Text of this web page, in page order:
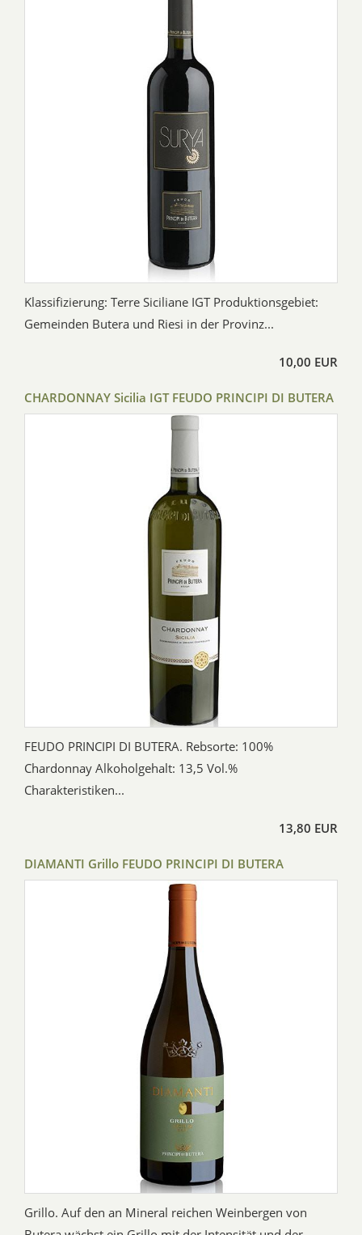
Klassifizierung: Terre Siciliane IGT Produktionsgebiet:
Gemeinden Butera und Riesi in der Provinz...
10,00 EUR
CHARDONNAY Sicilia IGT FEUDO PRINCIPI DI BUTERA
FEUDO PRINCIPI DI BUTERA. Rebsorte: 100%
Chardonnay Alkoholgehalt: 13,5 Vol.%
Charakteristiken...
13,80 EUR
DIAMANTI Grillo FEUDO PRINCIPI DI BUTERA
Grillo. Auf den an Mineral reichen Weinbergen von